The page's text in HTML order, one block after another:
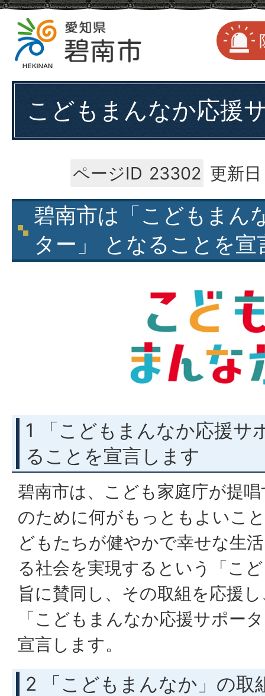
こどもまんなか応援
ページID 23302 更新
碧南市は「こどもまん
ター」 となることを宣
1 「こどもまんなか応援サ
ることを宣言します
碧南市は、こども家庭庁が提
のために何がもっともよいこ
どもたちが健やかで幸せな生
る社会を実現するという「こ
旨に賛同し、その取組を応援
「こどもまんなか応援サポー
宣言します。
2 「こどもまんなか」の取